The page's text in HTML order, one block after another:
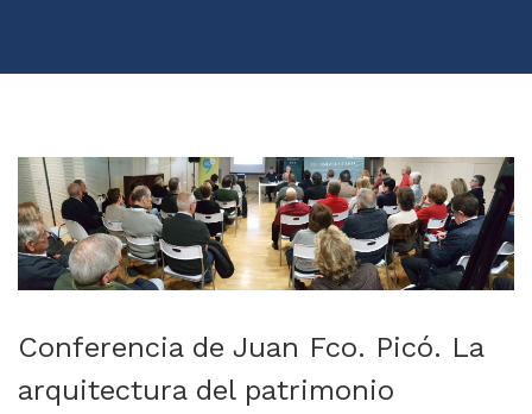
Conferencia de Juan Fco. Picó. La
arquitectura del patrimonio